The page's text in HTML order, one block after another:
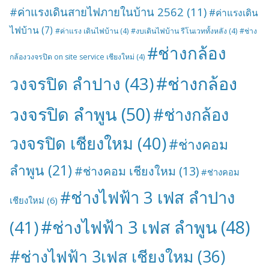
#ค่าแรงเดินสายไฟภายในบ้าน 2562 (11) #ค่าแรงเดิน
ไฟบ้าน(7) #ค่าแรง เดินไฟบ้าน (4) #งบเดินไฟบ้าน รีโนเวททั้งหลัง (4) #ช่าง
กล้องวงจรปิด on site service เชียงใหม่ (4) #ช่างกล้อง
วงจรปิด ลำปาง (43)#ช่างกล้อง
วงจรปิด ลำพูน (50)#ช่างกล้อง
วงจรปิด เชียงใหม (40)#ช่างคอม
ลำพูน (21) #ช่างคอม เชียงใหม (13) #ช่างคอม
เชียงใหม่ (6) #ช่างไฟฟ้า 3 เฟส ลำปาง
(41)#ช่างไฟฟ้า 3 เฟส ลำพูน (48)
#ช่างไฟฟ้า 3เฟส เชียงใหม (36)